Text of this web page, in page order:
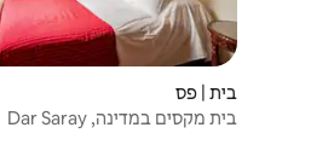
בית | פס
בית מקסים במדינה, Dar Saray